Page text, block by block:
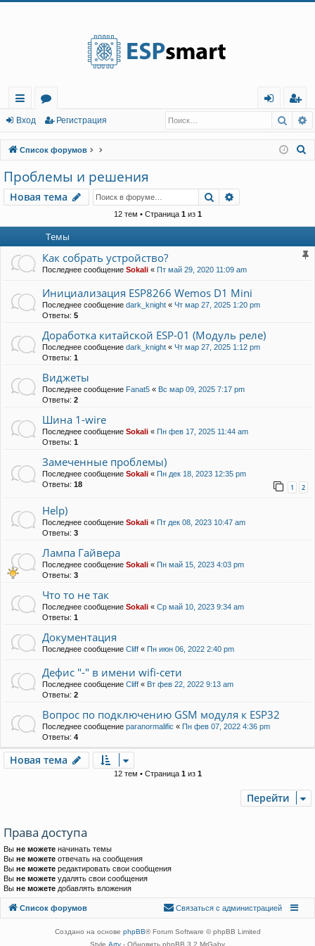
с
ы
лк
и
о
ру
м
ы
д
г
ис
тр
Вход Регистрация
Список форумов
Проблемы и решения
Новая тема
Новая тема Поиск
12 тем • Страница 1из 1
Темы
Как собрать устройство?
Последнее сообщение Sokali « Пт май 29, 2020 11:09 am
Инициализация ESP8266 Wemos D1 Mini
Последнее сообщение dark_knight « Чт мар 27, 2025 1:20 pm
Ответы: 5
Доработка китайской ESP-01 (Модуль реле)
Последнее сообщение dark_knight « Чт мар 27, 2025 1:12 pm
Ответы: 1
Виджеты
Последнее сообщение Fanat5 « Вс мар 09, 2025 7:17 pm
Ответы: 2
Шина 1-wire
Последнее сообщение Sokali « Пн фев 17, 2025 11:44 am
Ответы: 1
Замеченные проблемы)
Последнее сообщение Sokali « Пн дек 18, 2023 12:35 pm
Ответы: 18 1 2
Help)
Последнее сообщение Sokali « Пт дек 08, 2023 10:47 am
Ответы: 3
Лампа Гайвера
Последнее сообщение Sokali « Пн май 15, 2023 4:03 pm
Ответы: 3
Что то не так
Последнее сообщение Sokali « Ср май 10, 2023 9:34 am
Ответы: 1
Документация
Последнее сообщение Cliff « Пн июн 06, 2022 2:40 pm
Дефис "-" в имени wifi-сети
Последнее сообщение Cliff « Вт фев 22, 2022 9:13 am
Ответы: 2
Вопрос по подключению GSM модуля к ESP32
Последнее сообщение paranormalific « Пн фев 07, 2022 4:36 pm
Ответы: 4
Новая тема
Новая тема
12 тем • Страница 1из 1
Перейти
Права доступа
Вы не можете начинать темы
Вы не можете отвечать на сообщения
Вы не можете редактировать свои сообщения
Вы не можете удалять свои сообщения
Вы не можете добавлять вложения
Список форумов
Связаться с
Связаться с администрацией
Создано на основе phpBB® Forum Software © phpBB Limited
Style Arty - Обновить phpBB 3.2 MrGaby